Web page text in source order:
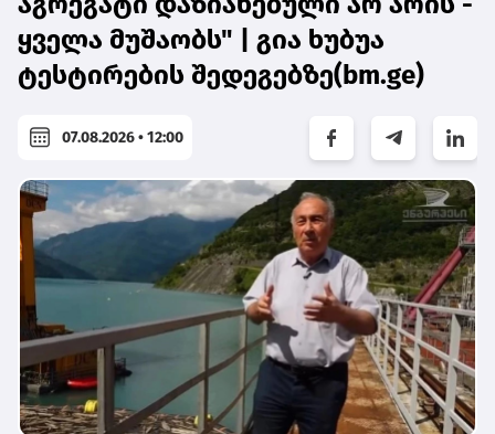
ყველა მუშაობს" | გია ხუბუა
ტესტირების შედეგებზე(bm.ge)
07.08.2026 • 12:00